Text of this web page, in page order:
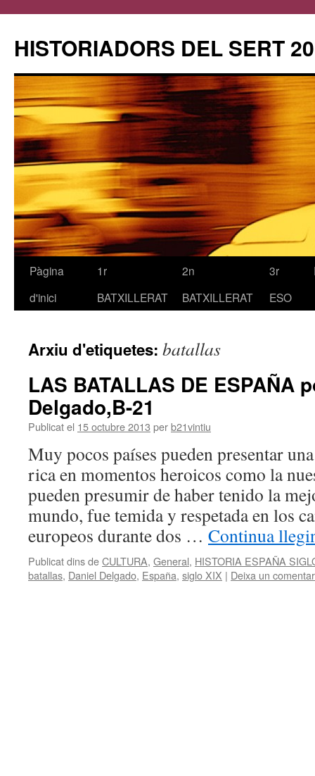
HISTORIADORS DEL SERT
Vés
Pàgina
d'inici
1r
BATXILLERAT
2n
BATXILLERAT
3r
ESO
Arxiu d'etiquetes: batallas
LAS BATALLAS DE ESPAÑA
Delgado,B-21
Publicat el 15 octubre 2013 perb21vintiu
Muy pocos países pueden presentar
rica en momentos heroicos como la
pueden presumir de haber tenido la
mundo, fue temida y respetada en los
europeos durante dos … Continua
Publicat dins deCULTURA, General, HISTORIA ESPAÑA
batallas, Daniel Delgado, España, siglo XIX | Deixa un